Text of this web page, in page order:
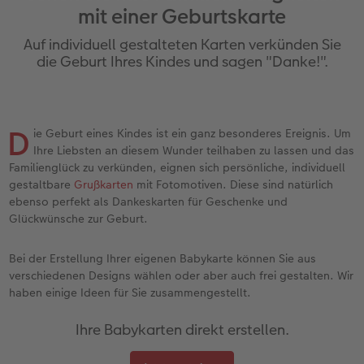
Jahrbuch gestalten
CEWE FOTOBUCH Kids
Schuber
Designvorlagen
Foto-Kochbuch
Kundenbeispiele
Webinare
CEWE myPhotos
Bilderboxen
Premium Poster
Fotosets
Sofortfotos
CEWE myPhotos
Neuheiten
Extras
Photo Streetmap Poster
Acrylglas
Foto auf Holz
Hartschaum
Gallery Print
hexxas
Willkommensschild
Wandgestaltung
Dankeskarten Kommunion
Dankeskarten
Weitere Anlässe
Papierqualitäten
Klappkarten
Fotokarten
Postkarten
Karte mit Einsteckfoto
Textilien
Schule & Büro
Art Prints
Handyhüllen
Faber-Castell
Haustierwelt
Geschenkideen
Kundenbeispiele
Wandkalender mit Design
NEU: Wandkalender Fineline
Neuheiten
Extras
CEWE myPhotos
Max Case
Smartflip
Cardholder
CEWE myPhotos
Neuheiten
nachhaltiger Schenken
Danke sagen
Geburtstagsgeschenke
Inspiration
Kundenbeispiele
mit einer Geburtskarte
Auf individuell gestalteten Karten verkünden Sie
die Geburt Ihres Kindes und sagen "Danke!".
D ie Geburt eines Kindes ist ein ganz besonderes Ereignis. Um
Ihre Liebsten an diesem Wunder teilhaben zu lassen und das
Familienglück zu verkünden, eignen sich persönliche, individuell
gestaltbare Grußkarten mit Fotomotiven. Diese sind natürlich
ebenso perfekt als Dankeskarten für Geschenke und
Glückwünsche zur Geburt.
Bei der Erstellung Ihrer eigenen Babykarte können Sie aus
verschiedenen Designs wählen oder aber auch frei gestalten. Wir
haben einige Ideen für Sie zusammengestellt.
Ihre Babykarten direkt erstellen.